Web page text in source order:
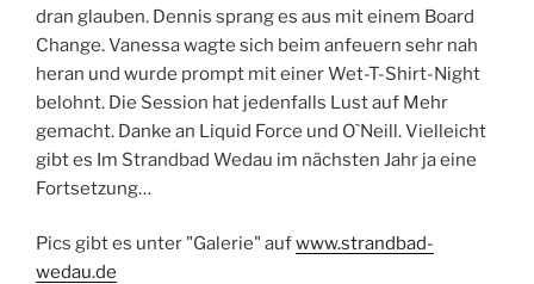
dran glauben. Dennis sprang es aus mit einem Board
Change. Vanessa wagte sich beim anfeuern sehr nah
heran und wurde prompt mit einer Wet-T-Shirt-Night
belohnt. Die Session hat jedenfalls Lust auf Mehr
gemacht. Danke an Liquid Force und O`Neill. Vielleicht
gibt es Im Strandbad Wedau im nächsten Jahr ja eine
Fortsetzung…
Pics gibt es unter "Galerie" aufwww.strandbad-
wedau.de